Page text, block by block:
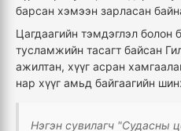
барсан хэмээн зарласан
Цагдаагийн тэмдэглэл болон
тусламжийн тасагт байсан
ажилтан, хүүг асран
нар хүүг амьд байгаагийн
Нэгэн сувилагч "Судасны